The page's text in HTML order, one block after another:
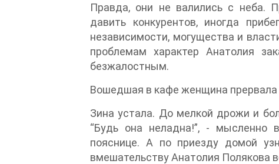
Правда, они не валились с неба.
давить конкурентов, иногда
независимости, могущества и
проблемам характер Анатолия
безжалостным.
Вошедшая в кафе женщина
Зина устала. До мелкой дрожи и
“Будь она неладна!”, - мысленно
пояснице. А по приезду домой
вмешательству Анатолия Полякова